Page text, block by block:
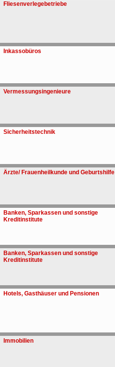
Fliesenverlegebetriebe
Inkassobüros
Vermessungsingenieure
Sicherheitstechnik
Ärzte/ Frauenheilkunde und Geburtshilfe
Banken, Sparkassen und sonstige
Kreditinstitute
Banken, Sparkassen und sonstige
Kreditinstitute
Hotels, Gasthäuser und Pensionen
Immobilien